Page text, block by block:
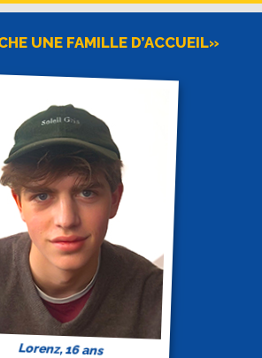
UNE FAMILLE D’ACCUEIL»
Lorenz, 16 ans